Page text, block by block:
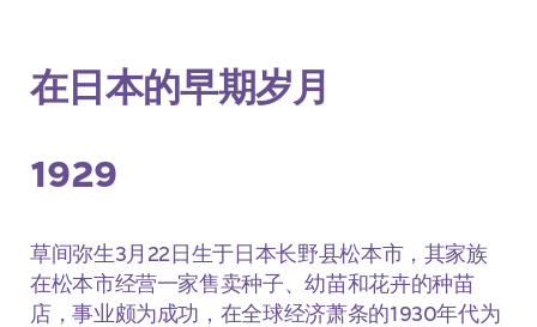
在日本的早期岁月
1929
草间弥生3月22日生于日本长野县松本市，其家族
在松本市经营一家售卖种子、幼苗和花卉的种苗
店，事业颇为成功，在全球经济萧条的1930年代为